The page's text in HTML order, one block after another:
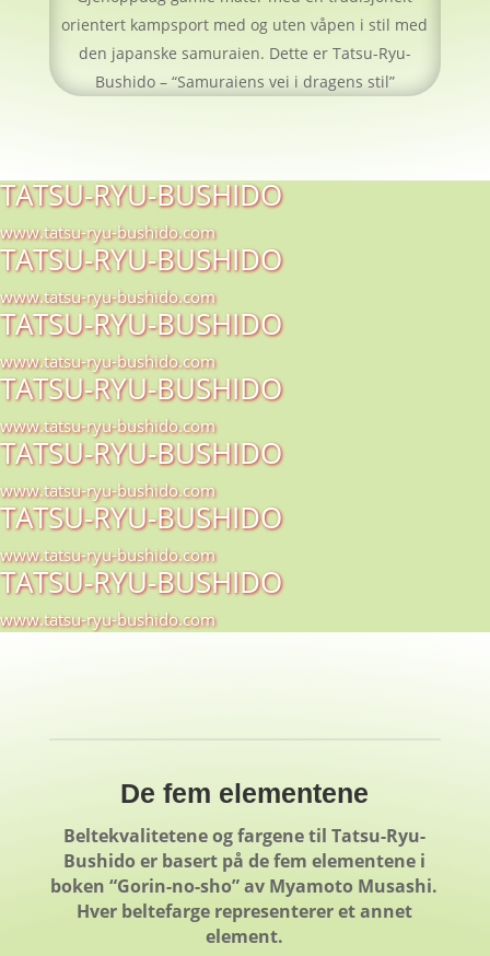
orientert kampsport med og uten våpen i stil med
den japanske samuraien. Dette er Tatsu-Ryu-
Bushido – “Samuraiens vei i dragens stil”
TATSU-RYU-BUSHIDO
www.tatsu-ryu-bushido.com
TATSU-RYU-BUSHIDO
www.tatsu-ryu-bushido.com
TATSU-RYU-BUSHIDO
www.tatsu-ryu-bushido.com
TATSU-RYU-BUSHIDO
www.tatsu-ryu-bushido.com
TATSU-RYU-BUSHIDO
www.tatsu-ryu-bushido.com
TATSU-RYU-BUSHIDO
www.tatsu-ryu-bushido.com
TATSU-RYU-BUSHIDO
www.tatsu-ryu-bushido.com
De fem elementene
Beltekvalitetene og fargene til Tatsu-Ryu-
Bushido er basert på de fem elementene i
boken “Gorin-no-sho” av Myamoto Musashi.
Hver beltefarge representerer et annet
element.